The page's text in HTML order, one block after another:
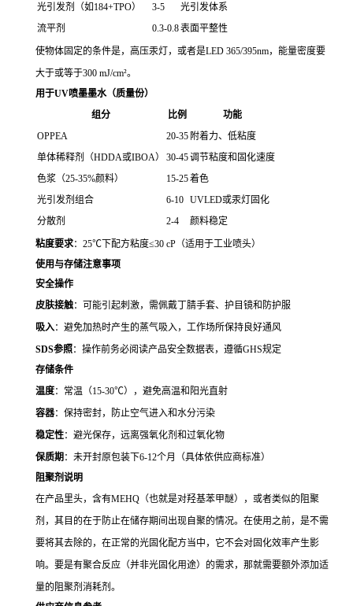
光引发剂（如184+TPO）
3-5
光引发体系
流平剂
0.3-0.8表面平整性
使物体固定的条件是，高压汞灯，或者是LED 365/395nm，能量密度要
大于或等于300 mJ/cm²。
用于UV喷墨墨水（质量份）
组分
比例
功能
OPPEA
20-35 附着力、低粘度
单体稀释剂（HDDA或IBOA）
30-45调节粘度和固化速度
色浆（25-35%颜料）
15-25着色
光引发剂组合
6-10 UVLED或汞灯固化
分散剂
2-4 颜料稳定
粘度要求：25℃下配方粘度≤30 cP（适用于工业喷头）
使用与存储注意事项
安全操作
皮肤接触：可能引起刺激，需佩戴丁腈手套、护目镜和防护服
吸入：避免加热时产生的蒸气吸入，工作场所保持良好通风
SDS参照：操作前务必阅读产品安全数据表，遵循GHS规定
存储条件
温度：常温（15-30℃），避免高温和阳光直射
容器：保持密封，防止空气进入和水分污染
稳定性：避光保存，远离强氧化剂和过氧化物
保质期 ：未开封原包装下6-12个月（具体依供应商标准）
阻聚剂说明
在产品里头，含有MEHQ（也就是对羟基苯甲醚），或者类似的阻聚
剂，其目的在于防止在储存期间出现自聚的情况。在使用之前，是不需
要将其去除的，在正常的光固化配方当中，它不会对固化效率产生影
响。要是有聚合反应（并非光固化用途）的需求，那就需要额外添加适
量的阻聚剂消耗剂。